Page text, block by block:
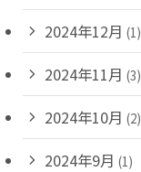
2024年12月 (1)
2024年11月 (3)
2024年10月 (2)
2024年9月 (1)